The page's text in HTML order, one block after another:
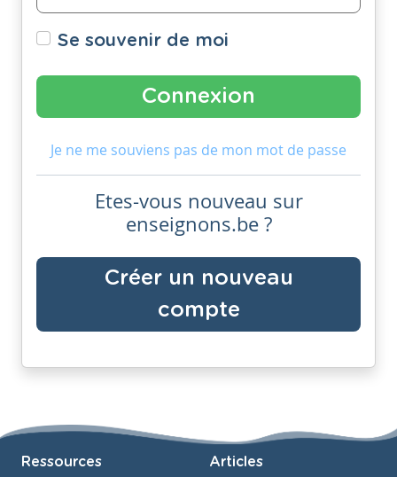
Se souvenir de moi
Je ne me souviens pas de mon mot de passe
Etes-vous nouveau sur
enseignons.be ?
Créer un nouveau
compte
Ressources Articles